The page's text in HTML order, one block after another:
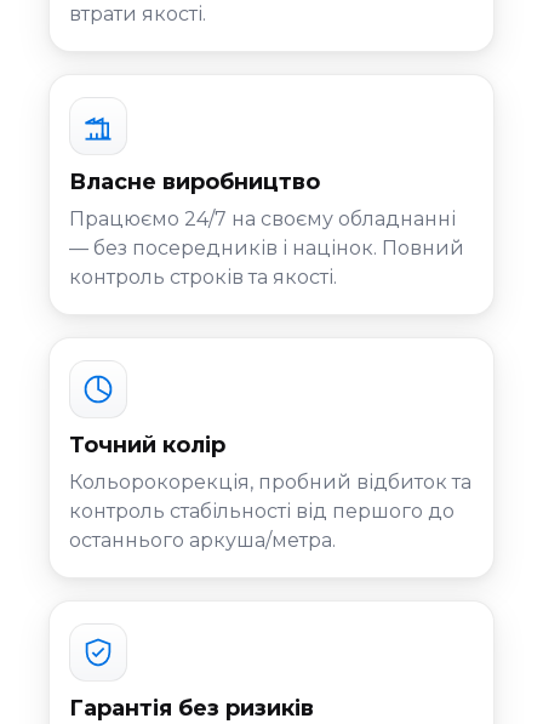
втрати якості.
Власне виробництво
Працюємо 24/7 на своєму обладнанні
— без посередників і націнок. Повний
контроль строків та якості.
Точний колір
Кольорокорекція, пробний відбиток та
контроль стабільності від першого до
останнього аркуша/метра.
Гарантія без ризиків